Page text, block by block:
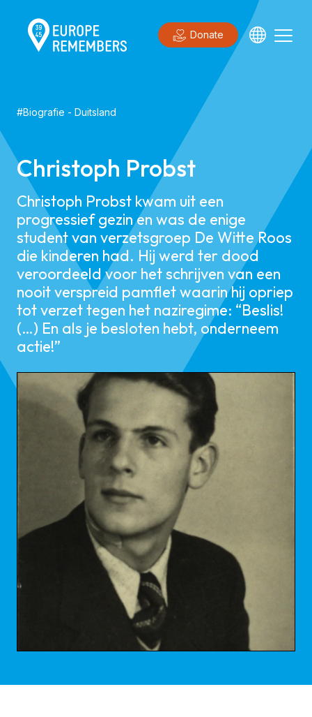
Donate
#Biografie - Duitsland
Christoph Probst
Christoph Probst kwam uit een
progressief gezin en was de enige
student van verzetsgroep De Witte Roos
die kinderen had. Hij werd ter dood
veroordeeld voor het schrijven van een
nooit verspreid pamflet waarin hij opriep
tot verzet tegen het naziregime: “Beslis!
(…) En als je besloten hebt, onderneem
actie!”